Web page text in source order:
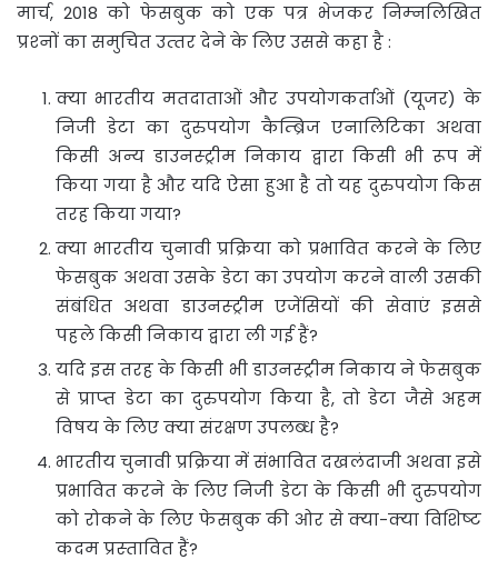
मार्च, 2018 को फेसबुक को एक पत्र भेजकर निम्‍नलिखित
प्रश्‍नों का समुचित उत्‍तर देने के लिए उससे कहा है :
क्‍या भारतीय मतदाताओं और उपयोगकर्ताओं (यूजर) के
निजी डेटा का दुरुपयोग कैम्ब्रिज एनालिटिका अथवा
किसी अन्‍य डाउनस्‍ट्रीम निकाय द्वारा किसी भी रूप में
किया गया है और यदि ऐसा हुआ है तो यह दुरुपयोग किस
तरह किया गया?
क्‍या भारतीय चुनावी प्रक्रिया को प्रभावित करने के लिए
फेसबुक अथवा उसके डेटा का उपयोग करने वाली उसकी
संबंधित अथवा डाउनस्‍ट्रीम एजेंसियों की सेवाएं इससे
पहले किसी निकाय द्वारा ली गई हैं?
यदि इस तरह के किसी भी डाउनस्‍ट्रीम निकाय ने फेसबुक
से प्राप्‍त डेटा का दुरुपयोग किया है, तो डेटा जैसे अहम
विषय के लिए क्‍या संरक्षण उपलब्‍ध है?
भारतीय चुनावी प्रक्रिया में संभावित दखलंदाजी अथवा इसे
प्रभावित करने के लिए निजी डेटा के किसी भी दुरुपयोग
को रोकने के लिए फेसबुक की ओर से क्‍या-क्‍या विशिष्‍ट
कदम प्रस्‍तावित हैं?